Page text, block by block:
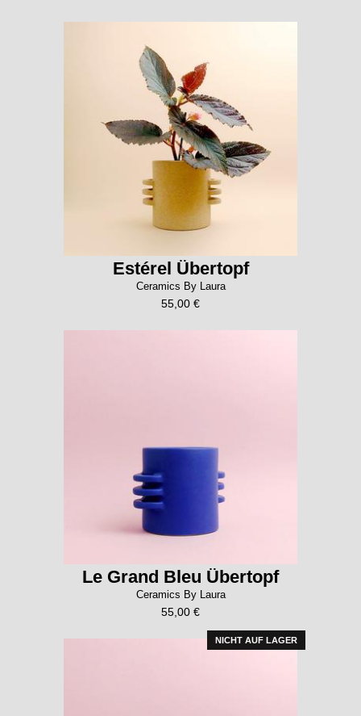
Estérel Übertopf
Ceramics By Laura
55,00 €
Le Grand Bleu Übertopf
Ceramics By Laura
55,00 €
NICHT AUF LAGER